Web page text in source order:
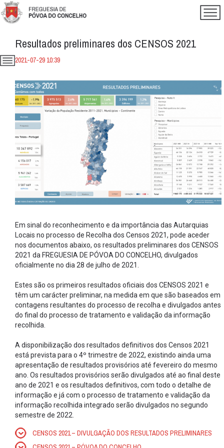
Resultados preliminares dos CENSOS 2021
2021-07-29 10:39
Em sinal do reconhecimento e da importância das Autarquias
Locais no processo de Recolha dos Censos 2021, pode aceder
nos documentos abaixo, os resultados preliminares dos CENSOS
2021 da FREGUESIA DE PÓVOA DO CONCELHO, divulgados
oficialmente no dia 28 de julho de 2021.
Estes são os primeiros resultados oficiais dos CENSOS 2021 e
têm um carácter preliminar, na medida em que são baseados em
contagens resultantes do processo de recolha e divulgados antes
do final do processo de tratamento e validação da informação
recolhida.
A disponibilização dos resultados definitivos dos Censos 2021
está prevista para o 4º trimestre de 2022, existindo ainda uma
apresentação de resultados provisórios até fevereiro do mesmo
ano. Os resultados provisórios serão divulgados até ao final deste
ano de 2021 e os resultados definitivos, com todo o detalhe de
informação e já com o processo de tratamento e validação da
informação recolhida integrado serão divulgados no segundo
semestre de 2022.
CENSOS 2021 – DIVULGAÇÃO DOS RESULTADOS PRELIMINARES